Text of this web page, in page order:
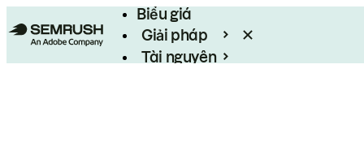
Biểu giá
Giải pháp
Tài nguyên